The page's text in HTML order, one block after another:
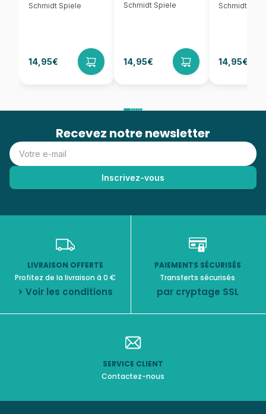
Schmidt Spiele
14,95€
Schmidt Spiele
14,95€
Schmidt
14,95€
Recevez notre newsletter
LIVRAISON OFFERTE
Profitez de la livraison à 0 €
> Voir les conditions
PAIEMENTS SÉCURISÉS
Transferts sécurisés
par cryptage SSL
SERVICE CLIENT
Contactez-nous